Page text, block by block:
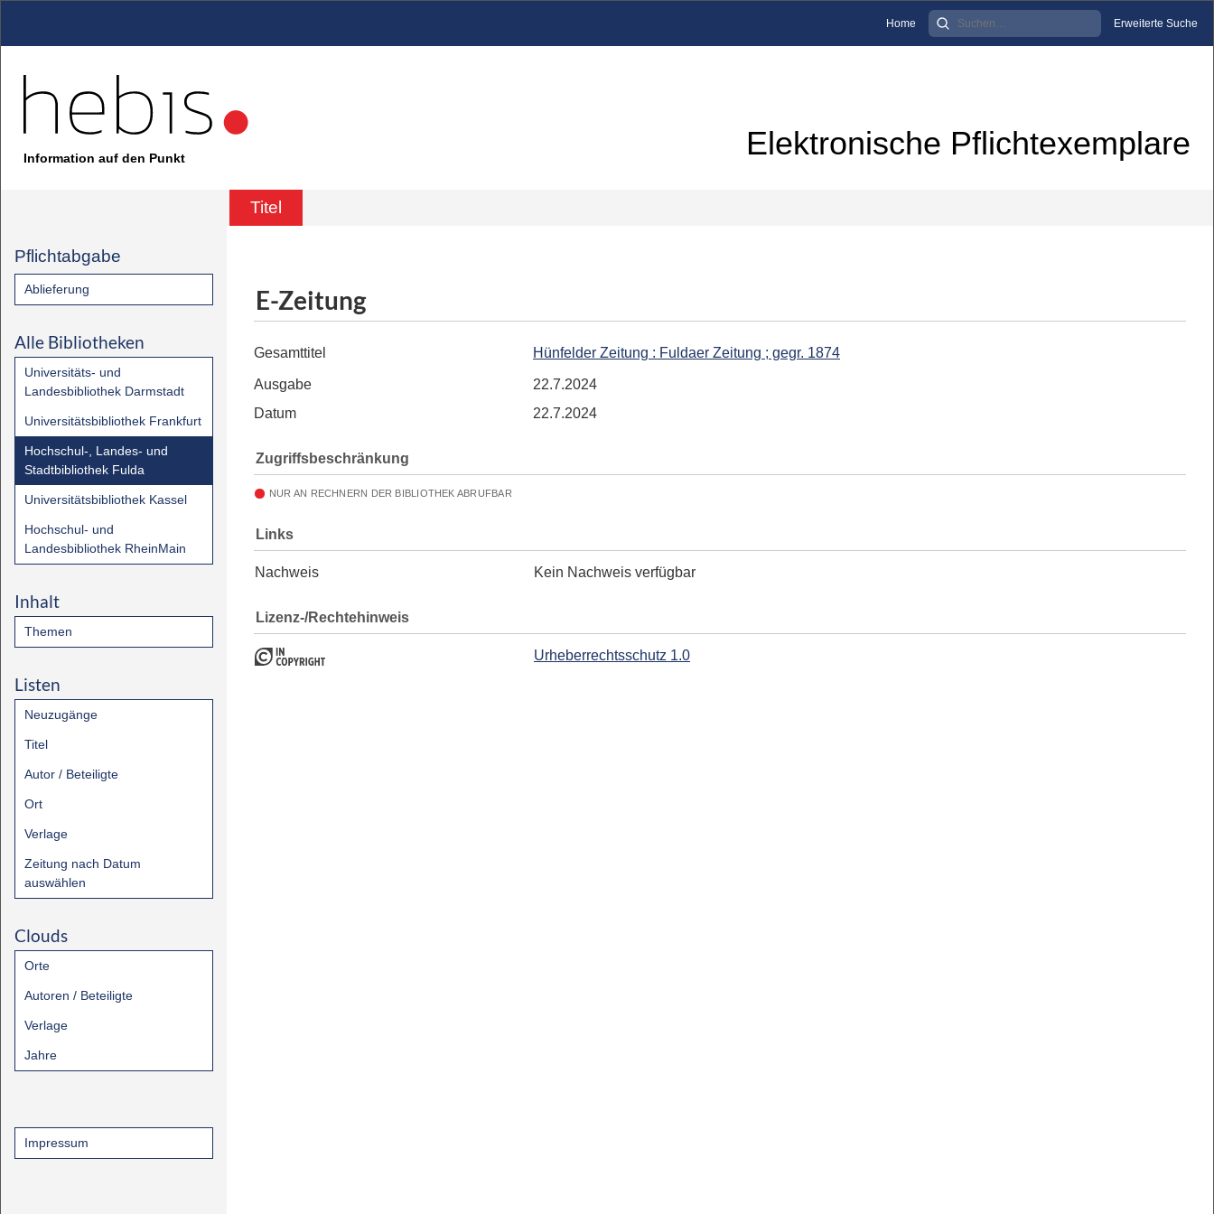
Home Erweiterte Suche
Information auf den Punkt Elektronische Pflichtexemplare
Titel
Pflichtabgabe
Ablieferung
Alle Bibliotheken
Universitäts- und
Landesbibliothek Darmstadt
Universitätsbibliothek Frankfurt
Hochschul-, Landes- und
Stadtbibliothek Fulda
Universitätsbibliothek Kassel
Hochschul- und
Landesbibliothek RheinMain
Inhalt
Themen
Listen
Neuzugänge
Titel
Autor / Beteiligte
Ort
Verlage
Zeitung nach Datum
auswählen
Clouds
Orte
Autoren / Beteiligte
Verlage
Jahre
Impressum
E-Zeitung
Gesamttitel Hünfelder Zeitung : Fuldaer Zeitung ; gegr. 1874
Ausgabe
22.7.2024
Datum
22.7.2024
Zugriffsbeschränkung
NUR AN RECHNERN DER BIBLIOTHEK ABRUFBAR
Links
Nachweis Kein Nachweis verfügbar
Lizenz-/Rechtehinweis
Urheberrechtsschutz 1.0